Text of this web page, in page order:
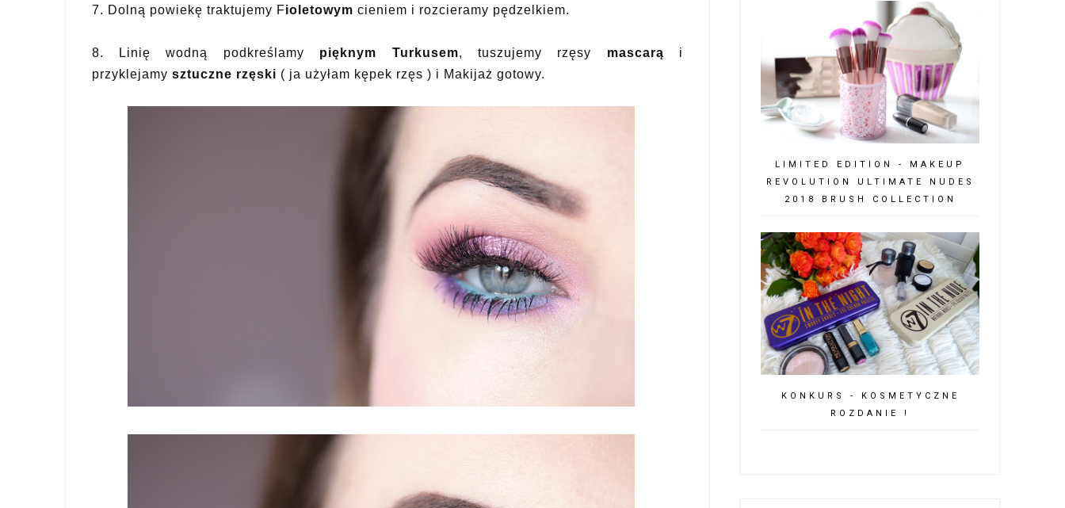
7. Dolną powiekę traktujemy Fioletowym cieniem i rozcieramy pędzelkiem.
8. Linię wodną podkreślamy pięknym Turkusem,tuszujemy rzęsy mascarą i
przyklejamy sztuczne rzęski ( ja użyłam kępek rzęs ) i Makijaż gotowy.
LIMITED EDITION - MAKEUP
REVOLUTION ULTIMATE NUDES
2018 BRUSH COLLECTION
KONKURS - KOSMETYCZNE
ROZDANIE !